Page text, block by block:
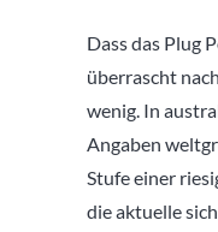
Dass das Plug
überrascht
wenig. In
Angaben
Stufe einer
die aktuelle